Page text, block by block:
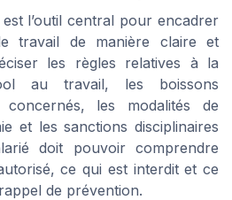
l’outil central pour encadrer
travail de manière claire et
les règles relatives à la
au travail, les boissons
les modalités de
et les sanctions disciplinaires
doit pouvoir comprendre
ce qui est interdit et ce
de prévention.